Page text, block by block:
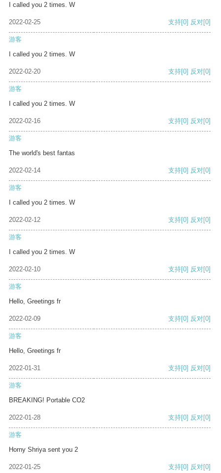
I called you 2 times. W
2022-02-25 支持[0] 反对[0]
游客
I called you 2 times. W
2022-02-20 支持[0] 反对[0]
游客
I called you 2 times. W
2022-02-16 支持[0] 反对[0]
游客
The world's best fantas
2022-02-14 支持[0] 反对[0]
游客
I called you 2 times. W
2022-02-12 支持[0] 反对[0]
游客
I called you 2 times. W
2022-02-10 支持[0] 反对[0]
游客
Hello, Greetings fr
2022-02-09 支持[0] 反对[0]
游客
Hello, Greetings fr
2022-01-31 支持[0] 反对[0]
游客
BREAKING! Portable CO2
2022-01-28 支持[0] 反对[0]
游客
Horny Shriya sent you 2
2022-01-25 支持[0] 反对[0]